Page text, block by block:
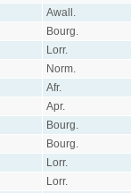
Awall.
Bourg.
Lorr.
Norm.
Afr.
Apr.
Bourg.
Bourg.
Lorr.
Lorr.